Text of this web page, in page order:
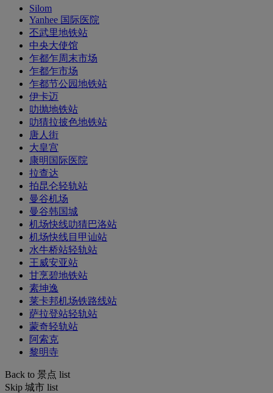
Silom
Yanhee 国际医院
丕武里地铁站
中央大使馆
乍都乍周末市场
乍都乍市场
乍都节公园地铁站
伊卡迈
叻抛地铁站
叻猜拉披色地铁站
唐人街
大皇宫
康明国际医院
拉查达
拍昆仑轻轨站
曼谷机场
曼谷韩国城
机场快线叻猜巴洛站
机场快线目甲讪站
水牛桥站轻轨站
王威安亚站
甘烹碧地铁站
素坤逸
莱卡邦机场铁路线站
萨拉登站轻轨站
蒙奇轻轨站
阿索克
黎明寺
Back to 景点 list
Skip 城市 list